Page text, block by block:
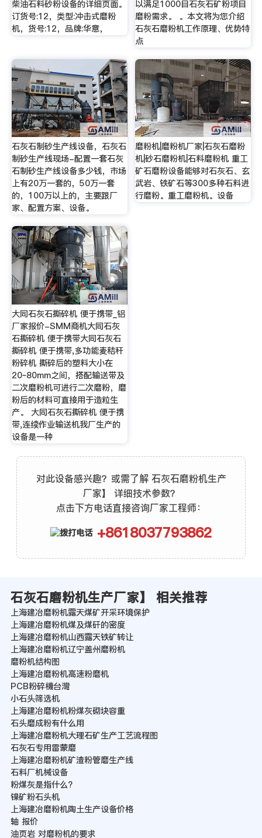
柴油石料砂粉设备的详细页面。
订货号:12，类型:冲击式磨粉
机，货号:12，品牌:华意，
以满足1000目石灰石矿粉项目
磨粉需求。 。本文将为您介绍
石灰石磨粉机工作原理、优势特
点
石灰石制砂生产线设备，石灰石
制砂生产线现场-配置一套石灰
石制砂生产线设备多少钱，市场
上有20万一套的，50万一套
的，100万以上的，主要跟厂
家、配置方案、设备。
磨粉机|磨粉机厂家|石灰石磨粉
机|砂石磨粉机|石料磨粉机 重工
矿石磨粉设备能够对石灰石、玄
武岩、铁矿石等300多种石料进
行磨粉。重工磨粉机。设备
大同石灰石撕碎机 便于携带_铝
厂家报价-SMM商机大同石灰
石撕碎机 便于携带大同石灰石
撕碎机 便于携带,多功能麦秸秆
粉碎机 撕碎后的塑料大小在
20~80mm之间，搭配输送带及
二次磨粉机可进行二次磨粉，磨
粉后的材料可直接用于造粒生
产。 大同石灰石撕碎机 便于携
带,连续作业输送机我厂生产的
设备是一种
对此设备感兴趣？或需了解 石灰石磨粉机生产
厂家】 详细技术参数？
点击下方电话直接咨询厂家工程师：
+8618037793862
石灰石磨粉机生产厂家】 相关推荐
上海建冶磨粉机露天煤矿开采环境保护
上海建冶磨粉机煤及煤矸的密度
上海建冶磨粉机山西露天铁矿转让
上海建冶磨粉机辽宁盖州磨粉机
磨粉机结构图
上海建冶磨粉机高速粉磨机
PCB粉碎機台灣
小石头筛选机
上海建冶磨粉机粉煤灰砌块容重
石头磨成粉有什么用
上海建冶磨粉机大理石矿生产工艺流程图
石灰石专用雷蒙磨
上海建冶磨粉机矿渣粉管磨生产线
石料厂机械设备
粉煤灰是指什么?
镍矿粉石头机
上海建冶磨粉机陶土生产设备价格
轴 报价
油页岩 对磨粉机的要求